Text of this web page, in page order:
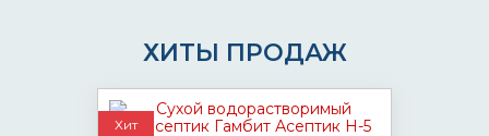
ХИТЫ ПРОДАЖ
Хит